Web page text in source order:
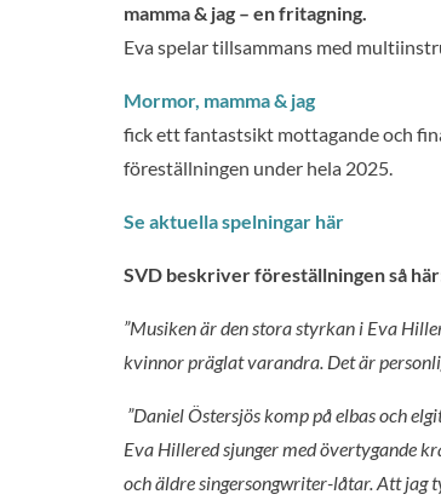
mamma & jag – en fritagning.
Eva spelar tillsammans med
Mormor, mamma & jag
fick ett fantastsikt mottagande och
föreställningen under hela 2025.
Se aktuella spelningar här
SVD beskriver föreställningen så
”Musiken är den stora styrkan i Eva
kvinnor präglat varandra. Det är
”Daniel Östersjös komp på elbas och
Eva Hillered sjunger med övertygande
och äldre singersongwriter-låtar. Att jag